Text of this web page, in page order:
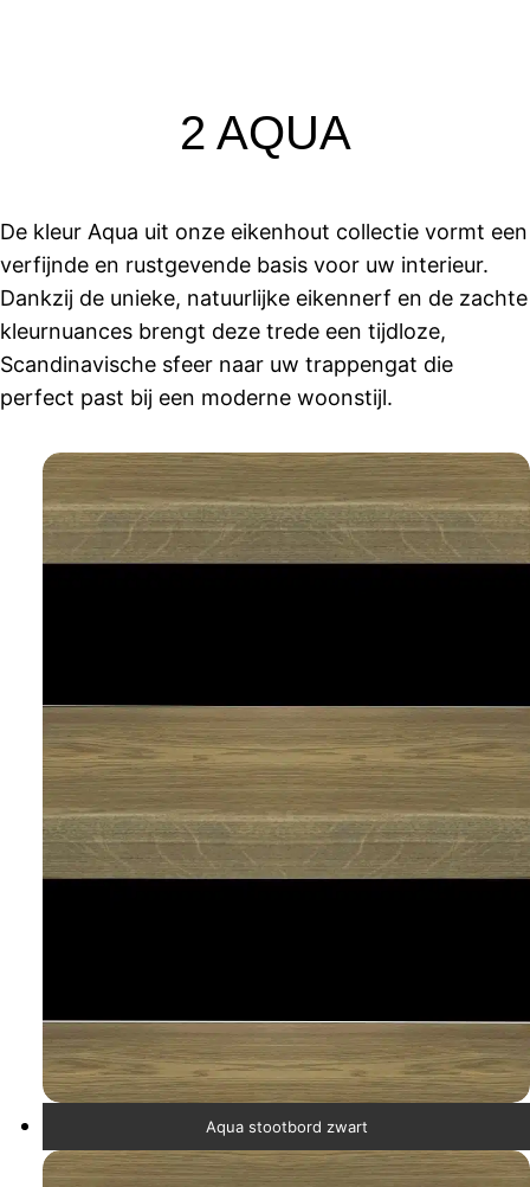
2 AQUA
De kleur Aqua uit onze eikenhout collectie vormt een
verfijnde en rustgevende basis voor uw interieur.
Dankzij de unieke, natuurlijke eikennerf en de zachte
kleurnuances brengt deze trede een tijdloze,
Scandinavische sfeer naar uw trappengat die
perfect past bij een moderne woonstijl.
Aqua stootbord zwart